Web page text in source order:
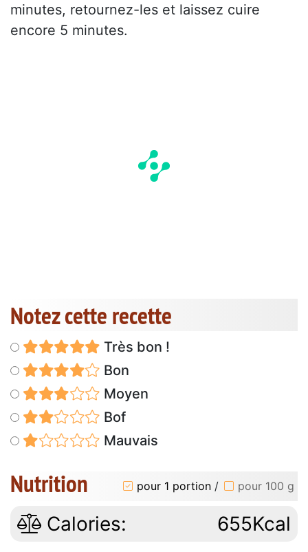
minutes, retournez-les et laissez cuire
encore 5 minutes.
Notez cette recette
Très bon !
Bon
Moyen
Bof
Mauvais
Nutrition pour 1 portion / pour 100 g
Calories: 655Kcal